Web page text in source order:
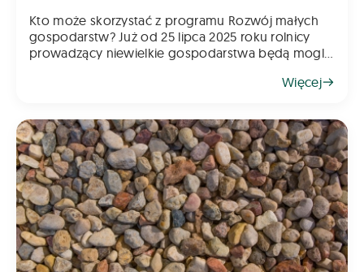
Kto może skorzystać z programu Rozwój małych
gospodarstw? Już od 25 lipca 2025 roku rolnicy
prowadzący niewielkie gospodarstwa będą mogli
Więcej